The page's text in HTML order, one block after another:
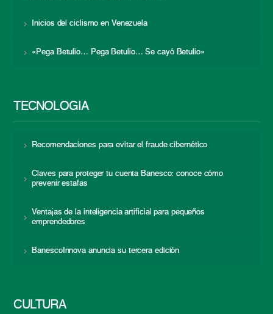
Inicios del ciclismo en Venezuela
«Pega Betulio… Pega Betulio… Se cayó Betulio»
TECNOLOGÍA
Recomendaciones para evitar el fraude cibernético
Claves para proteger tu cuenta Banesco: conoce cómo
prevenir estafas
Ventajas de la inteligencia artificial para pequeños
emprendedores
BanescoInnova anuncia su tercera edición
CULTURA